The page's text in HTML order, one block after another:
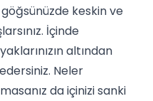
keskin ve
İçinde
altından
Neler
da içinizi sanki